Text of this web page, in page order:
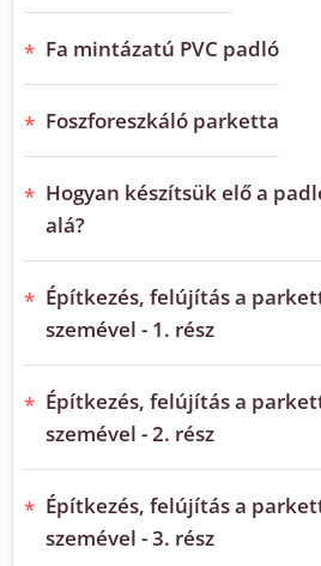
Fa mintázatú PVC padló
Foszforeszkáló parketta
Hogyan készítsük elő a
alá?
Építkezés, felújítás a
szemével - 1. rész
Építkezés, felújítás a
szemével - 2. rész
Építkezés, felújítás a
szemével - 3. rész